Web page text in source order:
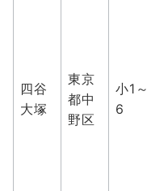
四谷
大塚
東京
都中
野区
小1～
6